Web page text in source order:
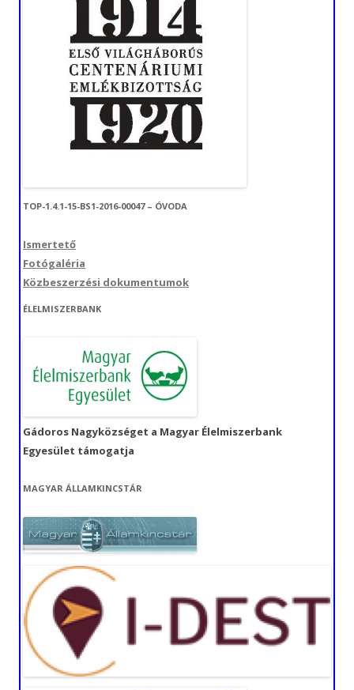
TOP-1.4.1-15-BS1-2016-00047 – ÓVODA
Ismertető
Fotógaléria
Közbeszerzési dokumentumok
ÉLELMISZERBANK
Gádoros Nagyközséget a Magyar Élelmiszerbank
Egyesület támogatja
MAGYAR ÁLLAMKINCSTÁR